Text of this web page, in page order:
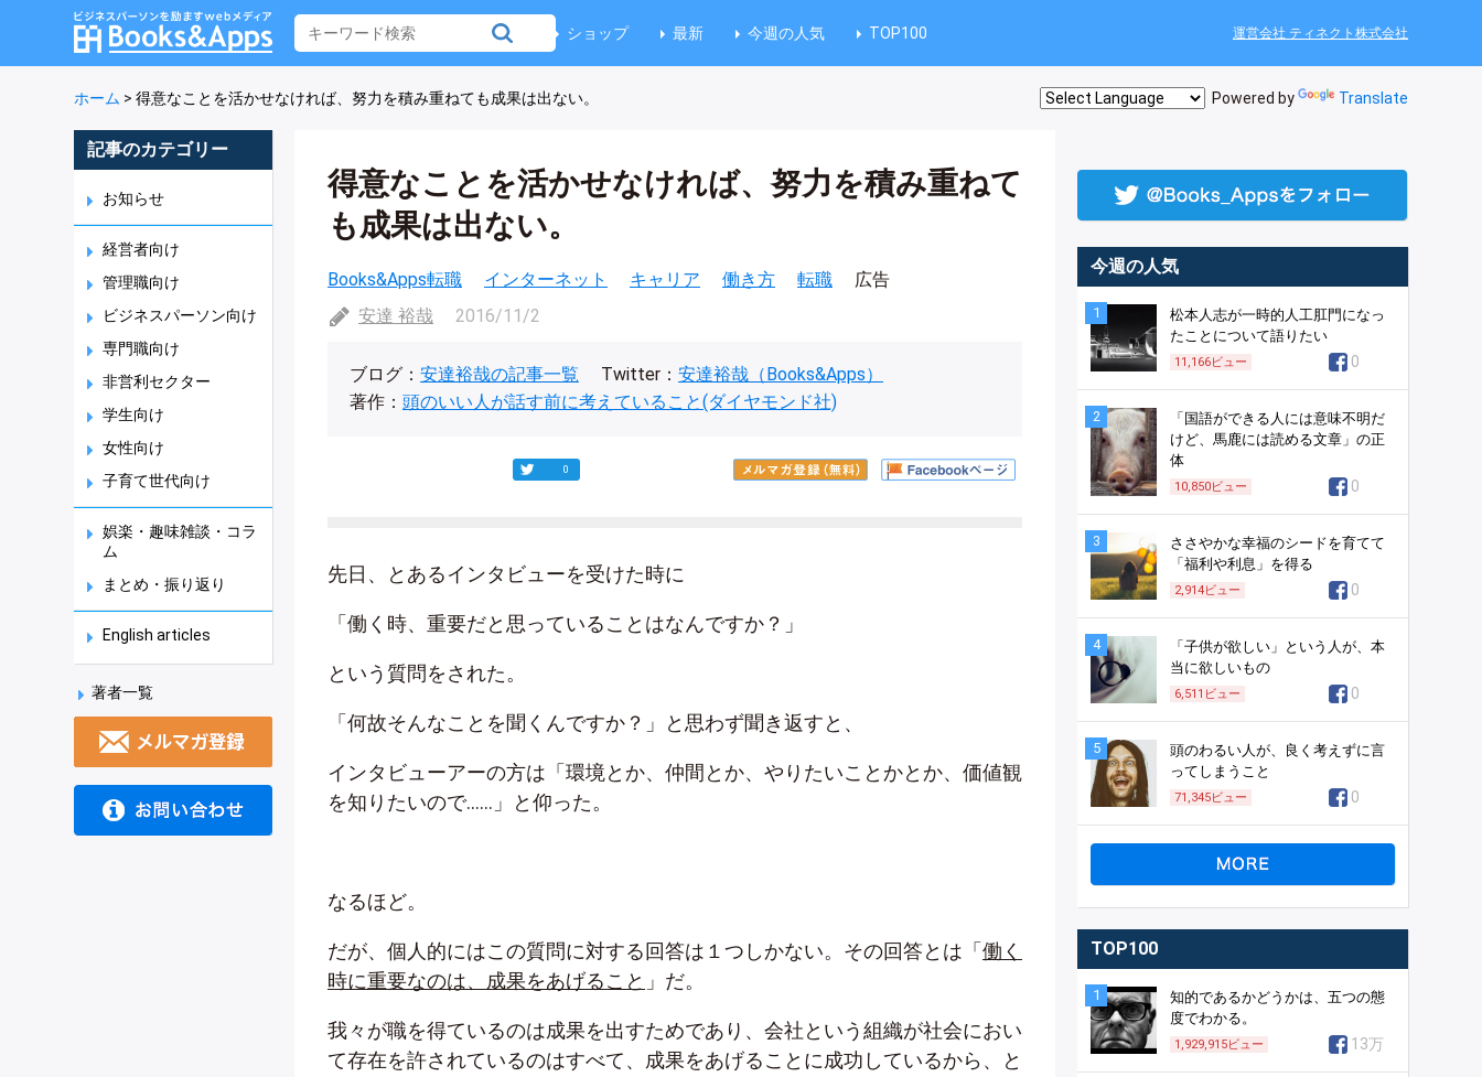
ショップ 最新 今週の人気 TOP100 運営会社 ティネクト株式会社
ホーム > 得意なことを活かせなければ、努力を積み重ねても成果は出ない。 Powered by Translate
記事のカテゴリー
お知らせ
経営者向け
管理職向け
ビジネスパーソン向け
専門職向け
非営利セクター
学生向け
女性向け
子育て世代向け
娯楽・趣味雑談・コラ
ム
まとめ・振り返り
English articles
著者一覧
得意なことを活かせなければ、努力を積み重ねて
も成果は出ない。
Books&Apps転職 インターネット キャリア 働き方 転職
広告
安達 裕哉
2016/11/2
ブログ： 安達裕哉の記事一覧 Twitter： 安達裕哉（Books&Apps）
著作： 頭のいい人が話す前に考えていること(ダイヤモンド社)
0
先日、とあるインタビューを受けた時に
「働く時、重要だと思っていることはなんですか？」
という質問をされた。
「何故そんなことを聞くんですか？」と思わず聞き返すと、
インタビューアーの方は「環境とか、仲間とか、やりたいことかとか、価値観
を知りたいので……」と仰った。
なるほど。
だが、個人的にはこの質問に対する回答は１つしかない。その回答とは「 働く
時に重要なのは、成果をあげること 」だ。
我々が職を得ているのは成果を出すためであり、会社という組織が社会におい
て存在を許されているのはすべて、成果をあげることに成功しているから、と
今週の人気
1
松本人志が一時的人工肛門になっ
たことについて語りたい
11,166ビュー 0
2
「国語ができる人には意味不明だ
けど、馬鹿には読める文章」の正
体
10,850ビュー 0
3
ささやかな幸福のシードを育てて
「福利や利息」を得る
2,914ビュー 0
4
「子供が欲しい」という人が、本
当に欲しいもの
6,511 ビュー 0
5
頭のわるい人が、良く考えずに言
ってしまうこと
71,345ビュー 0
TOP100
1
知的であるかどうかは、五つの態
度でわかる。
1,929,915ビュー 13万